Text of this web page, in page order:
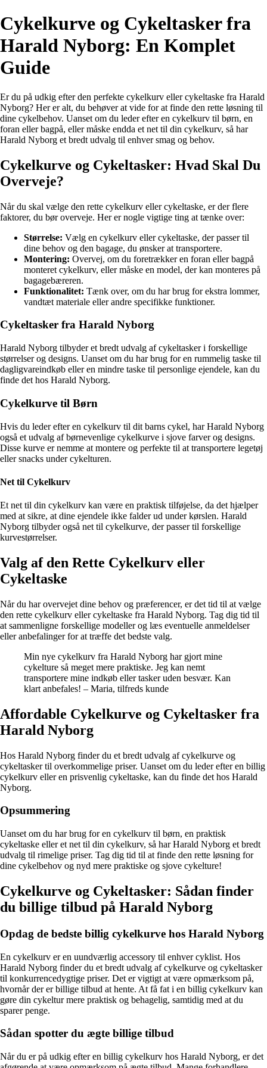
Cykelkurve og Cykeltasker fra
Harald Nyborg: En Komplet
Guide
Er du på udkig efter den perfekte cykelkurv eller cykeltaske fra Harald
Nyborg? Her er alt, du behøver at vide for at finde den rette løsning til
dine cykelbehov. Uanset om du leder efter en cykelkurv til børn, en
foran eller bagpå, eller måske endda et net til din cykelkurv, så har
Harald Nyborg et bredt udvalg til enhver smag og behov.
Cykelkurve og Cykeltasker: Hvad Skal Du
Overveje?
Når du skal vælge den rette cykelkurv eller cykeltaske, er der flere
faktorer, du bør overveje. Her er nogle vigtige ting at tænke over:
Størrelse: Vælg en cykelkurv eller cykeltaske, der passer til
dine behov og den bagage, du ønsker at transportere.
Montering: Overvej, om du foretrækker en foran eller bagpå
monteret cykelkurv, eller måske en model, der kan monteres på
bagagebæreren.
Funktionalitet: Tænk over, om du har brug for ekstra lommer,
vandtæt materiale eller andre specifikke funktioner.
Cykeltasker fra Harald Nyborg
Harald Nyborg tilbyder et bredt udvalg af cykeltasker i forskellige
størrelser og designs. Uanset om du har brug for en rummelig taske til
dagligvareindkøb eller en mindre taske til personlige ejendele, kan du
finde det hos Harald Nyborg.
Cykelkurve til Børn
Hvis du leder efter en cykelkurv til dit barns cykel, har Harald Nyborg
også et udvalg af børnevenlige cykelkurve i sjove farver og designs.
Disse kurve er nemme at montere og perfekte til at transportere legetøj
eller snacks under cykelturen.
Net til Cykelkurv
Et net til din cykelkurv kan være en praktisk tilføjelse, da det hjælper
med at sikre, at dine ejendele ikke falder ud under kørslen. Harald
Nyborg tilbyder også net til cykelkurve, der passer til forskellige
kurvestørrelser.
Valg af den Rette Cykelkurv eller
Cykeltaske
Når du har overvejet dine behov og præferencer, er det tid til at vælge
den rette cykelkurv eller cykeltaske fra Harald Nyborg. Tag dig tid til
at sammenligne forskellige modeller og læs eventuelle anmeldelser
eller anbefalinger for at træffe det bedste valg.
Min nye cykelkurv fra Harald Nyborg har gjort mine
cykelture så meget mere praktiske. Jeg kan nemt
transportere mine indkøb eller tasker uden besvær. Kan
klart anbefales! – Maria, tilfreds kunde
Affordable Cykelkurve og Cykeltasker fra
Harald Nyborg
Hos Harald Nyborg finder du et bredt udvalg af cykelkurve og
cykeltasker til overkommelige priser. Uanset om du leder efter en billig
cykelkurv eller en prisvenlig cykeltaske, kan du finde det hos Harald
Nyborg.
Opsummering
Uanset om du har brug for en cykelkurv til børn, en praktisk
cykeltaske eller et net til din cykelkurv, så har Harald Nyborg et bredt
udvalg til rimelige priser. Tag dig tid til at finde den rette løsning for
dine cykelbehov og nyd mere praktiske og sjove cykelture!
Cykelkurve og Cykeltasker: Sådan finder
du billige tilbud på Harald Nyborg
Opdag de bedste billig cykelkurve hos Harald Nyborg
En cykelkurv er en uundværlig accessory til enhver cyklist. Hos
Harald Nyborg finder du et bredt udvalg af cykelkurve og cykeltasker
til konkurrencedygtige priser. Det er vigtigt at være opmærksom på,
hvornår der er billige tilbud at hente. At få fat i en billig cykelkurv kan
gøre din cykeltur mere praktisk og behagelig, samtidig med at du
sparer penge.
Sådan spotter du ægte billige tilbud
Når du er på udkig efter en billig cykelkurv hos Harald Nyborg, er det